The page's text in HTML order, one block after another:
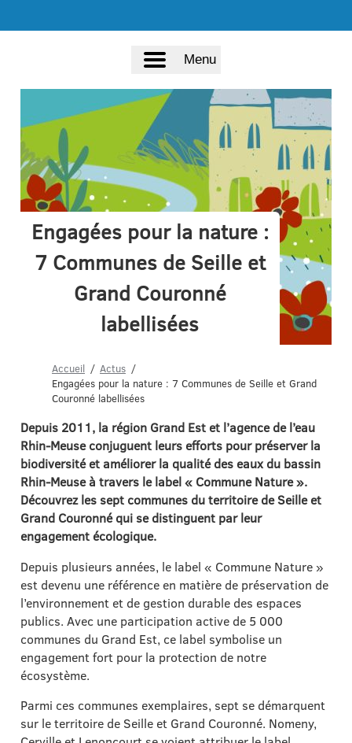
Menu
Engagées pour la nature :
7 Communes de Seille et
Grand Couronné
labellisées
Accueil
Actus
Engagées pour la nature : 7 Communes de Seille et Grand
Couronné labellisées
Depuis 2011, la région Grand Est et l’agence de l’eau
Rhin-Meuse conjuguent leurs efforts pour préserver la
biodiversité et améliorer la qualité des eaux du bassin
Rhin-Meuse à travers le label « Commune Nature ».
Découvrez les sept communes du territoire de Seille et
Grand Couronné qui se distinguent par leur
engagement écologique.
Depuis plusieurs années, le label « Commune Nature »
est devenu une référence en matière de préservation de
l’environnement et de gestion durable des espaces
publics. Avec une participation active de 5 000
communes du Grand Est, ce label symbolise un
engagement fort pour la protection de notre
écosystème.
Parmi ces communes exemplaires, sept se démarquent
sur le territoire de Seille et Grand Couronné. Nomeny,